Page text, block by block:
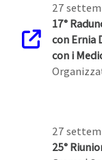
27
17°
con Ernia
con i
27
25°